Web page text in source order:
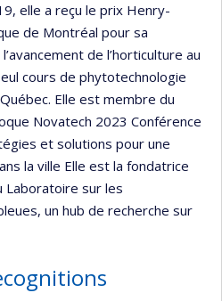
elle a reçu le prix Henry-
de Montréal pour sa
de l’horticulture au
cours de phytotechnologie
Elle est membre du
Novatech 2023 Conférence
et solutions pour une
la ville Elle est la fondatrice
Laboratoire sur les
un hub de recherche sur